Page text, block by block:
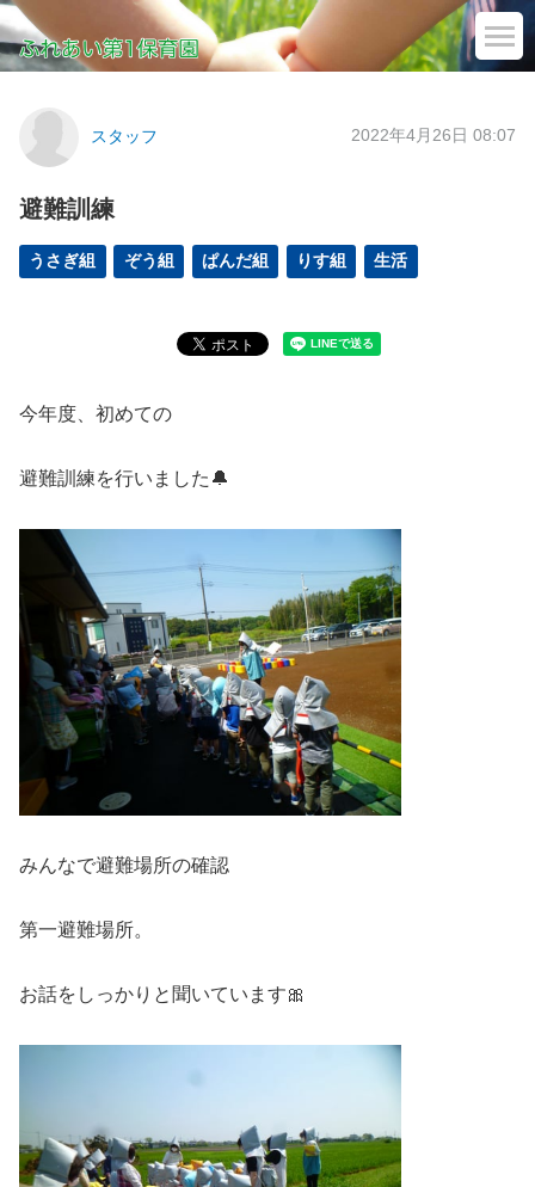
スタッフ 2022年4月26日 08:07
避難訓練
うさぎ組 ぞう組 ぱんだ組 りす組 生活
今年度、初めての
避難訓練を行いました🔔
みんなで避難場所の確認
第一避難場所。
お話をしっかりと聞いています🎀